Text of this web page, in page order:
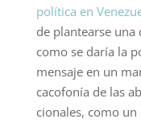
política en
de plantearse una
como se daría la
mensaje en un
cacofonía de las
cionales, como